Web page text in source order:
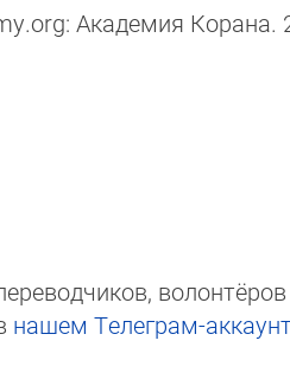
Академия Корана.
на­шем Те­ле­грам-